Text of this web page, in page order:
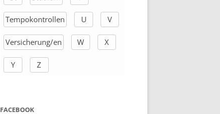
Tempokontrollen U V
Versicherung/en W X
Y Z
FACEBOOK